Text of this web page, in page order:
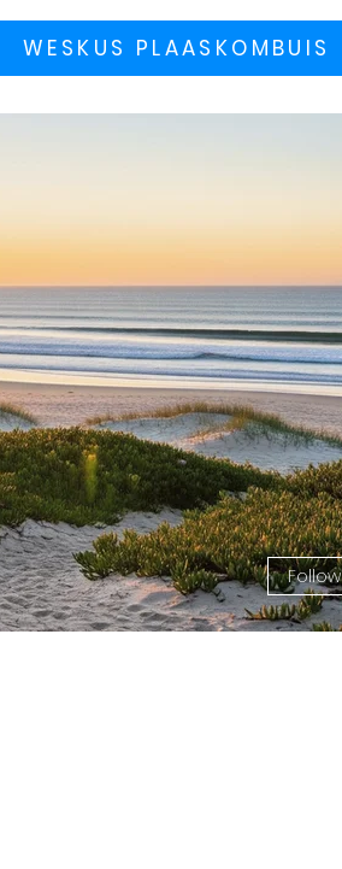
WESKUS PLAASKOMBUIS
Follow